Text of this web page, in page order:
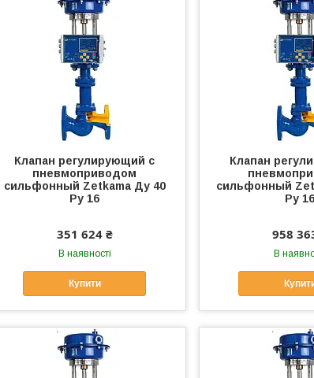
Клапан регулирующий с
пневмоприводом
сильфонный Zetkama Ду 40
Ру 16
351 624 ₴
В наявності
Купити
Клапан
сильфонный
Ру 16
958
В